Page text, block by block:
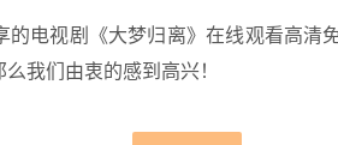
的电视剧《大梦归离》在线观看高清
我们由衷的感到高兴！